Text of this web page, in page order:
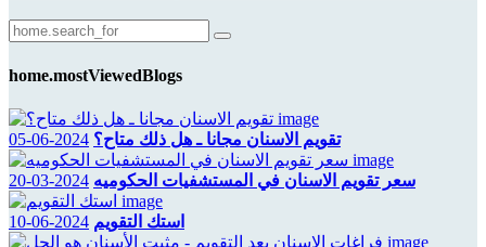
home.mostViewedBlogs
تقويم الاسنان مجانا ـ هل ذلك متاح؟ 2024-06-05
سعر تقويم الاسنان في المستشفيات الحكوميه 2024-03-20
استك التقويم 2024-06-10